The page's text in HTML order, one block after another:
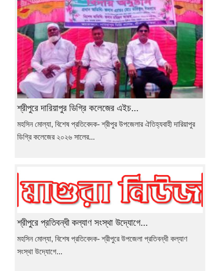
শ্রীপুরে দারিয়াপুর ডিগ্রি কলেজের এইচ...
মহসিন মোল্যা, বিশেষ প্রতিবেদক- শ্রীপুর উপজেলার ঐতিহ্যবাহী দারিয়াপুর
ডিগ্রি কলেজের ২০২৬ সালের...
শ্রীপুরে প্রতিবন্ধী কল্যাণ সংস্থা উদ্যোগে...
মহসিন মোল্যা, বিশেষ প্রতিবেদক- শ্রীপুরে উপজেলা প্রতিবন্ধী কল্যাণ
সংস্থা উদ্যোগে...